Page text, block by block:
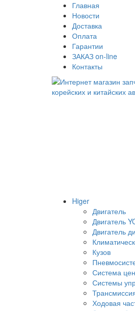
Главная
Новости
Доставка
Оплата
Гарантии
ЗАКАЗ on-line
Контакты
Higer
Двигатель
Двигатель
Двигатель
Кузов
Система
Системы
Ходовая